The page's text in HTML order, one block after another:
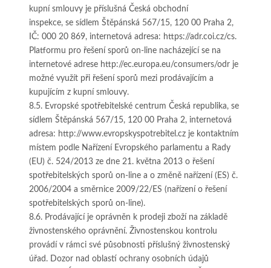
kupní smlouvy je příslušná Česká obchodní
inspekce, se sídlem Štěpánská 567/15, 120 00 Praha 2,
IČ: 000 20 869, internetová adresa: https://adr.coi.cz/cs.
Platformu pro řešení sporů on-line nacházející se na
internetové adrese http://ec.europa.eu/consumers/odr je
možné využít při řešení sporů mezi prodávajícím a
kupujícím z kupní smlouvy.
8.5. Evropské spotřebitelské centrum Česká republika, se
sídlem Štěpánská 567/15, 120 00 Praha 2, internetová
adresa: http://www.evropskyspotrebitel.cz je kontaktním
místem podle Nařízení Evropského parlamentu a Rady
(EU) č. 524/2013 ze dne 21. května 2013 o řešení
spotřebitelských sporů on-line a o změně nařízení (ES) č.
2006/2004 a směrnice 2009/22/ES (nařízení o řešení
spotřebitelských sporů on-line).
8.6. Prodávající je oprávněn k prodeji zboží na základě
živnostenského oprávnění. Živnostenskou kontrolu
provádí v rámci své působnosti příslušný živnostenský
úřad. Dozor nad oblastí ochrany osobních údajů